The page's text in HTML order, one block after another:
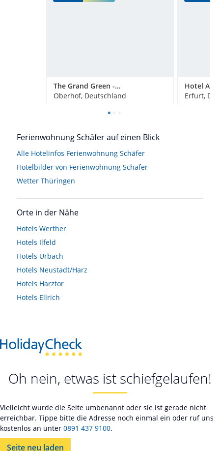
The Grand Green - Familux Resort
Oberhof, Deutschland
Hotel Am
Erfurt,
Ferienwohnung Schäfer auf einen Blick
Alle Hotelinfos Ferienwohnung Schäfer
Hotelbilder von Ferienwohnung Schäfer
Wetter Thüringen
Orte in der Nähe
Hotels Werther
Hotels Ilfeld
Hotels Urbach
Hotels Neustadt/Harz
Hotels Harztor
Hotels Ellrich
Oh nein, etwas ist schiefgelaufen!
Vielleicht wurde die Seite umbenannt oder sie ist gerade nicht
erreichbar. Tippe bitte die Adresse noch einmal ein oder ruf uns
kostenlos an unter 0891 437 9100.
Seite neu laden